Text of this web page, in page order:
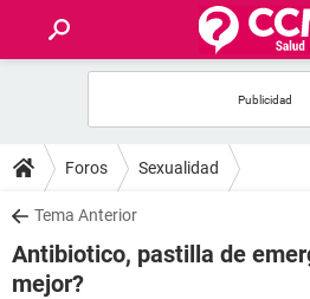
FOROS
SALUD
FAMILIA
Foros Sexualidad
Tema Anterior
Antibiotico, pastilla de
mejor?